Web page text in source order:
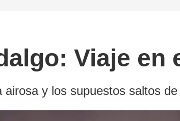
Viaje en
y los supuestos saltos